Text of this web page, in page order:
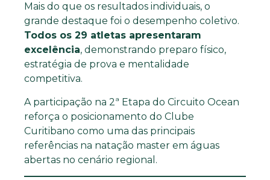
Mais do que os resultados individuais, o
grande destaque foi o desempenho coletivo.
Todos os 29 atletas apresentaram
excelência, demonstrando preparo físico,
estratégia de prova e mentalidade
competitiva.
A participação na 2ª Etapa do Circuito Ocean
reforça o posicionamento do Clube
Curitibano como uma das principais
referências na natação master em águas
abertas no cenário regional.